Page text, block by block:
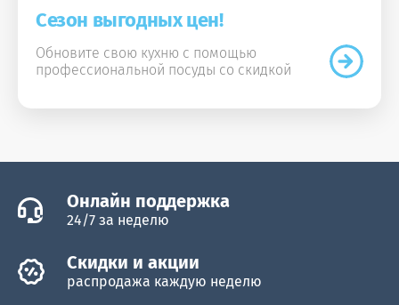
Сезон выгодных цен!
Обновите свою кухню с помощью
профессиональной посуды со скидкой
Онлайн поддержка
24/7 за неделю
Скидки и акции
распродажа каждую неделю